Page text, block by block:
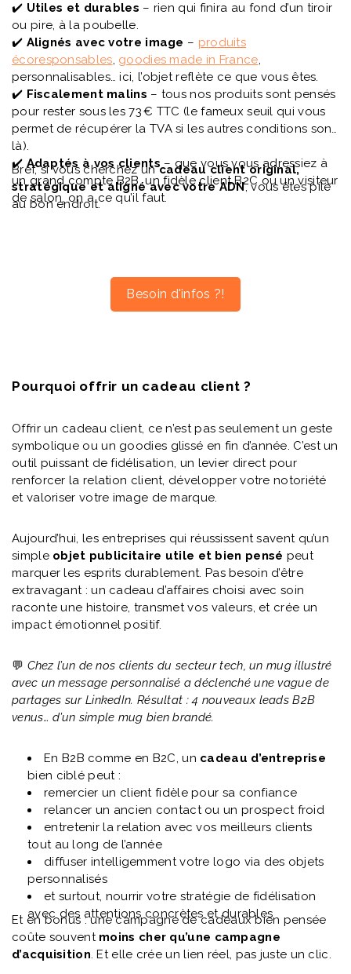
✔️ Utiles et durables – rien qui finira au fond d’un tiroir
ou pire, à la poubelle.
✔️ Alignés avecvotre image – produits
écoresponsables, goodies made in France,
personnalisables… ici, l’objet reflète ce que vous êtes.
✔️ Fiscalement malins – tous nos produits sont pensés
pour rester sous les 73 € TTC (le fameux seuil qui vous
permet de récupérer la TVA si les autres conditions sont
là).
✔️ Adaptés àvos clients – que vous vous adressiez à
un grand compte B2B, un fidèle client B2C ou un visiteur
de salon, on a ce qu’il faut.
Bref, si vous cherchez uncadeau client original,
stratégique et aligné avecvotre ADN, vous êtes pile
au bon endroit.
Besoin d'infos ?!
Pourquoi offrir un cadeau client ?
Offrir un cadeau client, ce n’est pas seulement un geste
symbolique ou un goodies glissé en fin d’année. C’est un
outil puissant de fidélisation, un levier direct pour
renforcer la relation client, développer votre notoriété
et valoriser votre image de marque.
Aujourd’hui, les entreprises qui réussissent savent qu’un
simple objet publicitaire utile et bien pensé peut
marquer les esprits durablement. Pas besoin d’être
extravagant : un cadeau d’affaires choisi avec soin
raconte une histoire, transmet vos valeurs, et crée un
impact émotionnel positif.
💬 Chez l’un de nos clients du secteur tech, un mug illustré
avec un message personnalisé a déclenché une vague de
partages sur LinkedIn. Résultat : 4 nouveaux leads B2B
venus… d’un simple mug bien brandé.
En B2B comme en B2C, un cadeau d’entreprise
bien ciblé peut :
remercier un client fidèle pour sa confiance
relancer un ancien contact ou un prospect froid
entretenir la relation avec vos meilleurs clients
tout au long de l’année
diffuser intelligemment votre logo via des objets
personnalisés
et surtout, nourrir votre stratégie de fidélisation
avec des attentions concrètes et durables
Et en bonus : une campagne de cadeaux bien pensée
coûte souvent moins cher qu’une campagne
d’acquisition. Et elle crée un lien réel, pas juste un clic.